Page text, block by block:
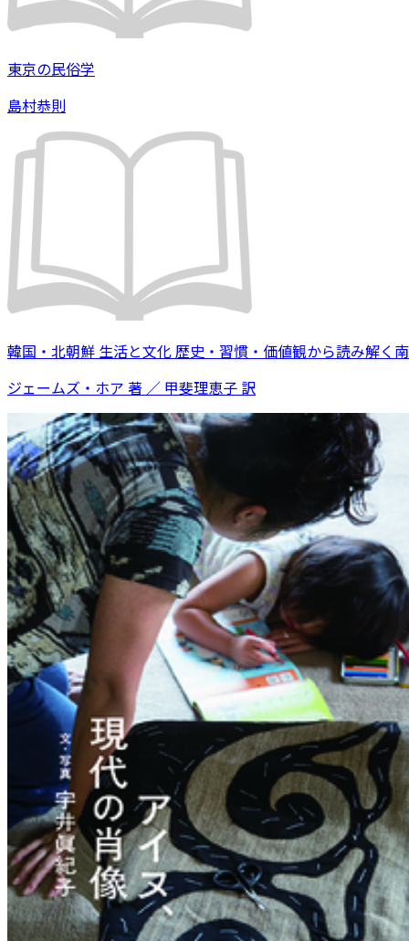
東京の民俗学
島村恭則
韓国・北朝鮮 生活と文化 歴史・習慣・価値観から読み解く
ジェームズ・ホア 著 ／ 甲斐理恵子 訳